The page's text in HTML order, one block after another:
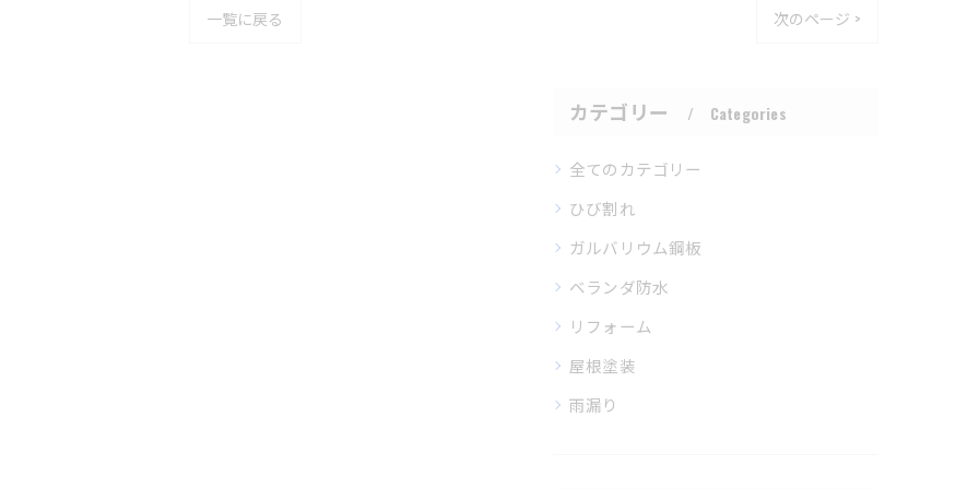
一覧に戻る 次のページ >
カテゴリー Categories
全てのカテゴリー
ひび割れ
ガルバリウム鋼板
ベランダ防水
リフォーム
屋根塗装
雨漏り